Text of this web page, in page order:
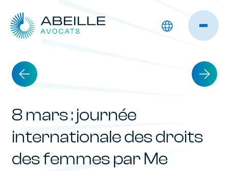
8 mars : journée
internationale des droits
des femmes par Me